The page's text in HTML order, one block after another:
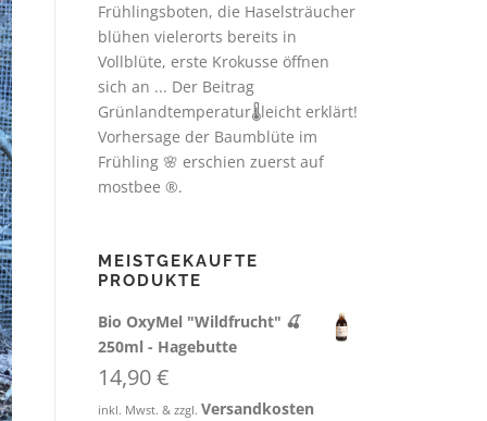
Frühlingsboten, die Haselsträucher
blühen vielerorts bereits in
Vollblüte, erste Krokusse öffnen
sich an ... Der Beitrag
Grünlandtemperatur🌡️leicht erklärt!
Vorhersage der Baumblüte im
Frühling 🌸 erschien zuerst auf
mostbee ®.
MEISTGEKAUFTE
PRODUKTE
Bio OxyMel "Wildfrucht" 🍒
250ml - Hagebutte
14,90€
inkl. Mwst. & zzgl. Versandkosten